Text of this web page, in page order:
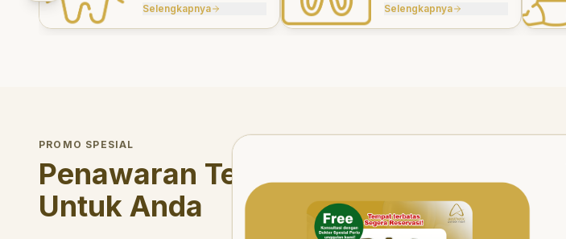
brighten your smile safely
and effectively.
Selengkapnya
save a tooth that has
been severely damaged
Selengkapnya
PROMO SPESIAL
Penawaran Terbatas
Untuk Anda
Welcome Offer